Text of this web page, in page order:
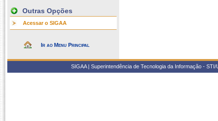
Outras Opções
Acessar o SIGAA
Ir ao Menu Principal
SIGAA | Superintendência de Tecnologia da Informação -